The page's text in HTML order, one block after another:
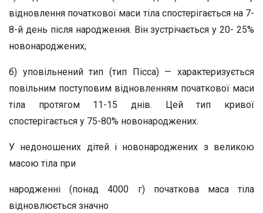
відновлення початкової маси тіла спостерігається на 7-
8-й день після народження. Він зустрічається у 20- 25%
новонароджених;
б) уповільнений тип (тип Пісса) — характеризується
повільним поступовим відновленням початкової маси
тіла протягом 11-15 днів. Цей тип кривої
спостерігається у 75-80% новонароджених.
У недоношених дітей і новонароджених з великою
масою тіла при
народженні (понад 4000 г) початкова маса тіла
відновлюється значно